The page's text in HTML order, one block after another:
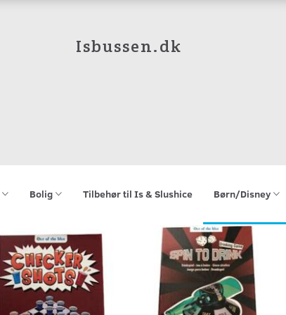
Isbussen.dk
Bolig Tilbehør til Is & Slushice Børn/Disney